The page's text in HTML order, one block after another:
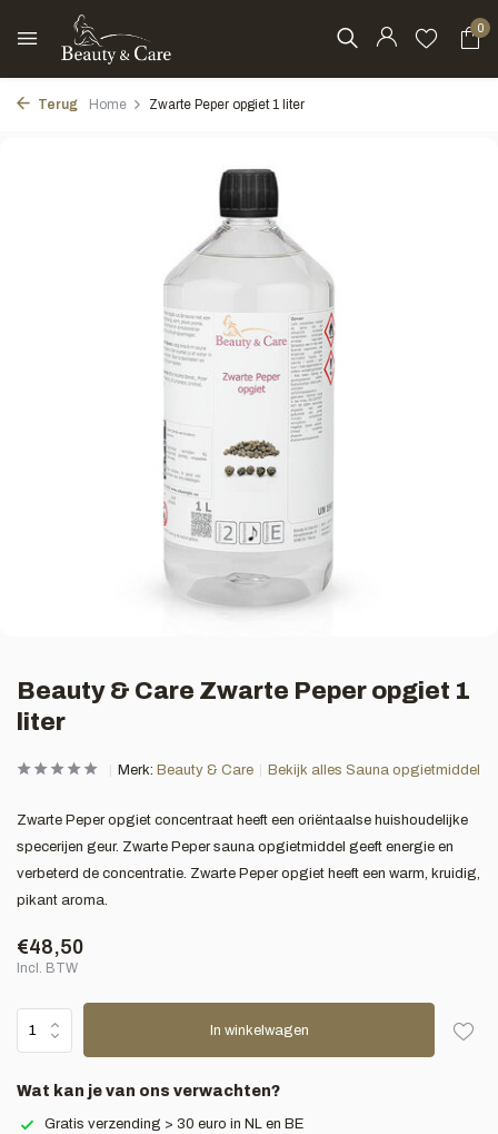
0
Terug Home Zwarte Peper opgiet 1 liter
Beauty & Care Zwarte Peper opgiet 1
liter
Merk: Beauty & Care Bekijk alles Sauna opgietmiddel
Zwarte Peper opgiet concentraat heeft een oriëntaalse huishoudelijke
specerijen geur. Zwarte Peper sauna opgietmiddel geeft energie en
verbeterd de concentratie. Zwarte Peper opgiet heeft een warm, kruidig,
pikant aroma.
€48,50
Incl. BTW
In winkelwagen
Wat kan je van ons verwachten?
Gratis verzending > 30 euro in NL en BE